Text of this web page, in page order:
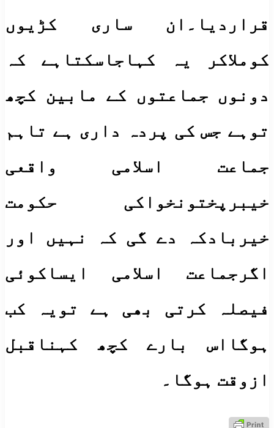
قراردیا۔ان ساری کڑیوں
کوملاکر یہ کہاجاسکتاہے کہ
دونوں جماعتوں کے مابین کچھ
توہے جس کی پردہ داری ہے تاہم
جماعت اسلامی واقعی
خیبرپختونخواکی حکومت
خیربادکہ دے گی کہ نہیں اور
اگرجماعت اسلامی ایساکوئی
فیصلہ کرتی بھی ہے تویہ کب
ہوگااس بارے کچھ کہناقبل
ازوقت ہوگا۔